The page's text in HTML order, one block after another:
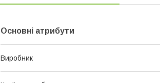
Основні атрибути
Виробник